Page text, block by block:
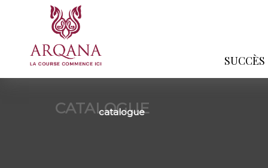
SUCCÈS
CATALOGUE
catalogue